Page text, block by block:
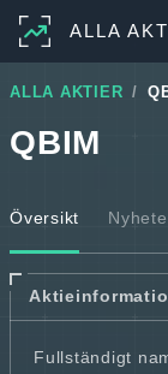
ALLA
ALLA AKTIER
QBIM
Översikt
Fullständigt